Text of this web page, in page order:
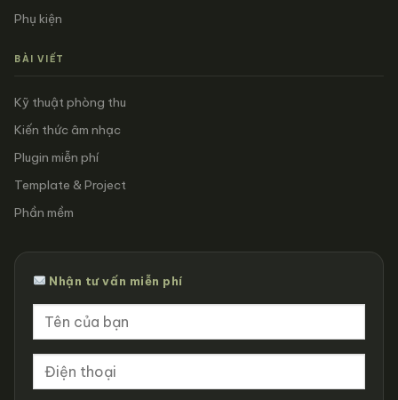
Phụ kiện
BÀI VIẾT
Kỹ thuật phòng thu
Kiến thức âm nhạc
Plugin miễn phí
Template & Project
Phần mềm
Nhận tư vấn miễn phí